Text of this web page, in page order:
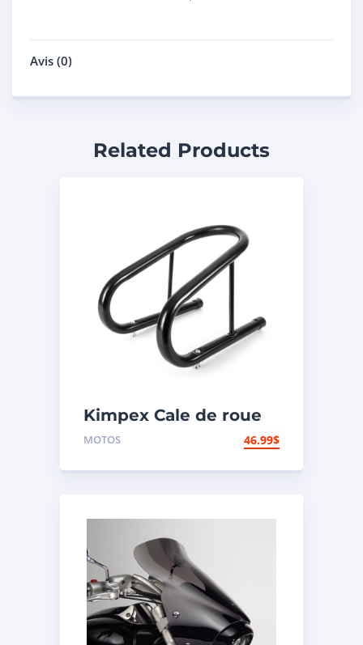
Avis (0)
Related Products
Kimpex Cale de roue
hors-route de
MOTOS 46.99$